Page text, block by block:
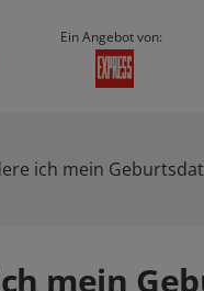
Ein Angebot von:
ich mein
mein